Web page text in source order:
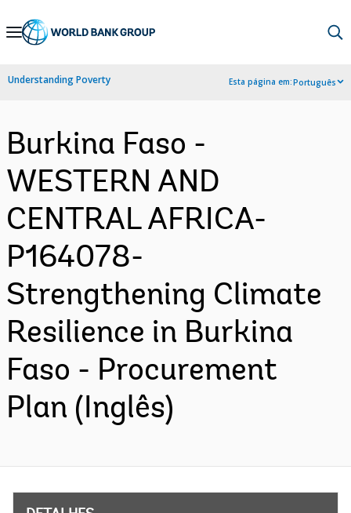
Skip
Navigation
Understanding Poverty Esta página em:Português
Burkina Faso -
WESTERN AND
CENTRAL AFRICA-
P164078-
Strengthening Climate
Resilience in Burkina
Faso - Procurement
Plan (Inglês)